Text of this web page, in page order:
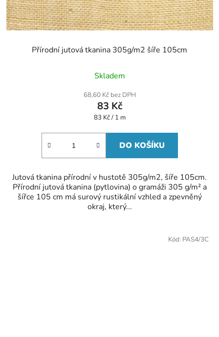
Přírodní jutová tkanina 305g/m2 šíře 105cm
hodnocení
je
5,0
z
hvězdiček.
Skladem
68,60 Kč bez DPH
83 Kč
Měrná
83 Kč / 1 m
DO KOŠÍKU
Jutová tkanina přírodní v hustotě 305g/m2, šíře 105cm.
Přírodní jutová tkanina (pytlovina) o gramáži 305 g/m² a
šířce 105 cm má surový rustikální vzhled a zpevněný
okraj, který...
Kód: PAS4/3C